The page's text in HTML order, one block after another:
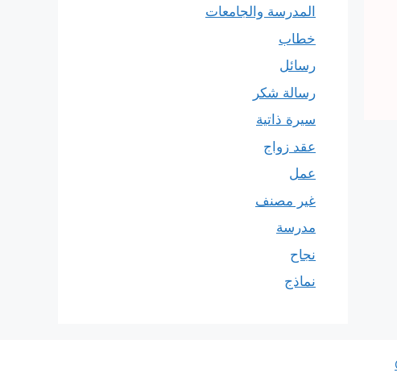
المدرسة والجامعات
خطاب
رسائل
رسالة شكر
سيرة ذاتية
عقد زواج
عمل
غير مصنف
مدرسة
نجاح
نماذج